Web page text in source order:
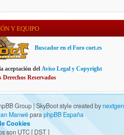
Y EQUIPO
Buscador en el Foro coet.es
aceptación del Aviso Legal y Copyright
Derechos Reservados
Group | SkyBoot style created bynextgen
ManwëparaphpBB España
Cookies
son UTC [ DST]